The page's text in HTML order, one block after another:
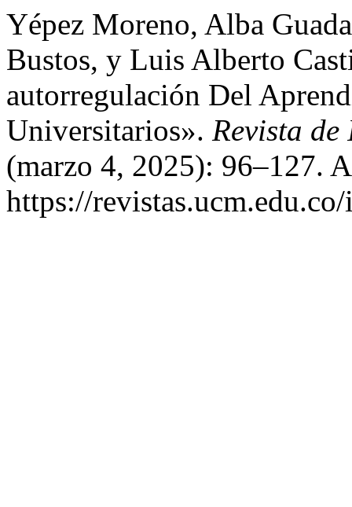
Yépez Moreno, Alba
Bustos, y Luis Alberto
autorregulación Del
Universitarios». Revista de
(marzo 4, 2025): 96–127.
https://